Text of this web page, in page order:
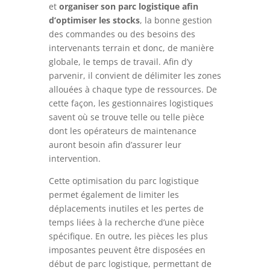
et organiser son parc logistique afin
d’optimiser les stocks, la bonne gestion
des commandes ou des besoins des
intervenants terrain et donc, de manière
globale, le temps de travail. Afin d’y
parvenir, il convient de délimiter les zones
allouées à chaque type de ressources. De
cette façon, les gestionnaires logistiques
savent où se trouve telle ou telle pièce
dont les opérateurs de maintenance
auront besoin afin d’assurer leur
intervention.
Cette optimisation du parc logistique
permet également de limiter les
déplacements inutiles et les pertes de
temps liées à la recherche d’une pièce
spécifique. En outre, les pièces les plus
imposantes peuvent être disposées en
début de parc logistique, permettant de